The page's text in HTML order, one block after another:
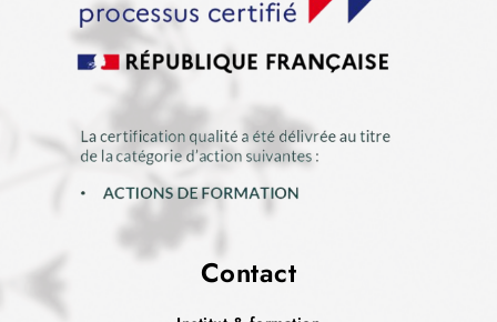
Contact